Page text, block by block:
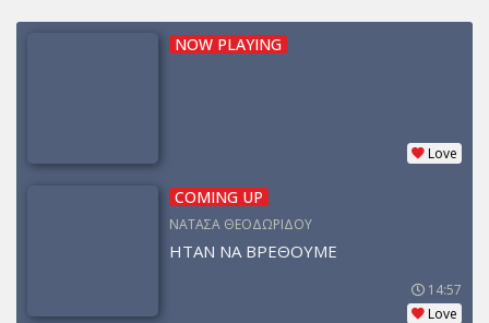
NOW PLAYING
Love
COMING UP
ΝΑΤΑΣΑ ΘΕΟΔΩΡΙΔΟΥ
ΗΤΑΝ ΝΑ ΒΡΕΘΟΥΜΕ
14:57
Love